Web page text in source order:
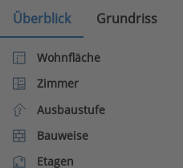
Überblick Grundriss
Wohnfläche
Zimmer
Ausbaustufe
Bauweise
Etagen